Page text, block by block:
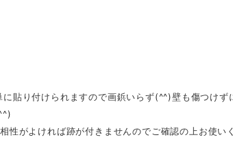
貼り付けられますので画鋲いらず(^^)壁も傷つけず
性がよければ跡が付きませんのでご確認の上お使